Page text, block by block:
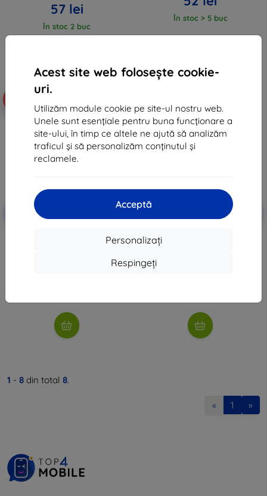
Acest site web folosește cookie-
uri.
Utilizăm module cookie pe site-ul nostru web.
Unele sunt esențiale pentru buna funcționare a
site-ului, în timp ce altele ne ajută să analizăm
traficul și să personalizăm conținutul și
reclamele.
Acceptă
Personalizați
Respingeți
57 lei
În stoc 2 buc
În stoc > 5 buc
cu cupon
Tactical TPU Plyo Cover for
Motorola Edge 70 Transparent
cu cupon
EXTRA10
Husă 3MK Clear Case pentru
1 - 8 din total 8.
« 1 »